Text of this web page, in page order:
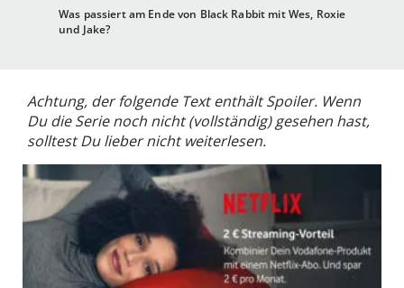
Was passiert am Ende von Black Rabbit mit Wes, Roxie
und Jake?
Achtung, der folgende Text enthält Spoiler. Wenn
Du die Serie noch nicht (vollständig) gesehen hast,
solltest Du lieber nicht weiterlesen.